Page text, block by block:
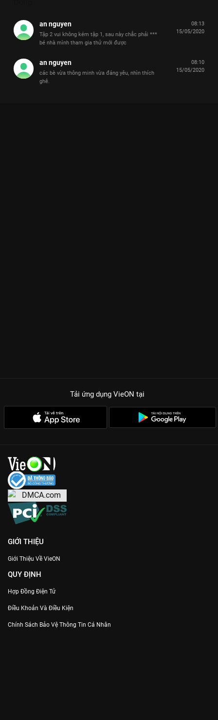
an nguyen
Tập 2 vui không kém tập 1, sau này chắc phải ***
bé nhà mình tham gia thử mới được
08:13
15/05/2020
an nguyen
các bè vừa thông minh vừa đáng yêu, nhìn thích
ghê.
08:10
15/05/2020
Tải ứng dụng VieON tại
GIỚI THIỆU
Giới Thiệu Về VieON
QUY ĐỊNH
Hợp Đồng Điện Tử
Điều Khoản Và Điều Kiện
Chính Sách Bảo Vệ Thông Tin Cá Nhân